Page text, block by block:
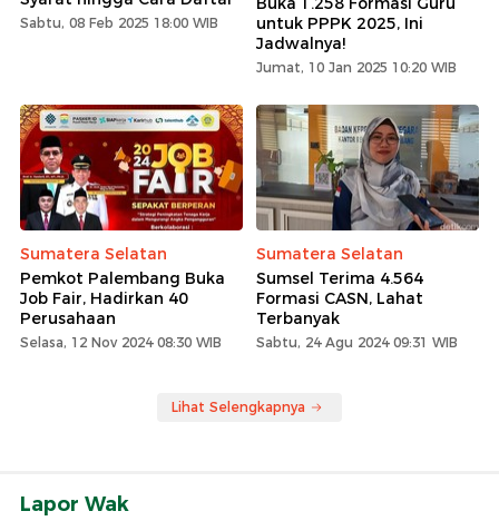
Sabtu, 08 Feb 2025 18:00 WIB
untuk PPPK 2025, Ini
Jadwalnya!
Jumat, 10 Jan 2025 10:20 WIB
Sumatera Selatan
Pemkot Palembang Buka
Job Fair, Hadirkan 40
Perusahaan
Selasa, 12 Nov 2024 08:30 WIB
Sumatera Selatan
Sumsel Terima 4.564
Formasi CASN, Lahat
Terbanyak
Sabtu, 24 Agu 2024 09:31 WIB
Lihat Selengkapnya
Lapor Wak